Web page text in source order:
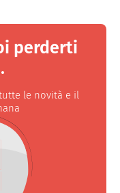
perderti
le novità e il